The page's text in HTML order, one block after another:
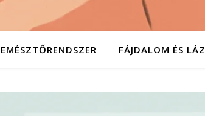
EMÉSZTŐRENDSZER FÁJDALOM ÉS LÁZ